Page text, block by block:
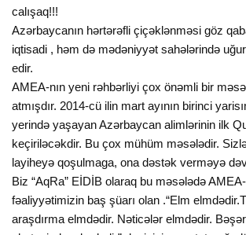
calışaq!!!
Azərbaycanın hərtərəfli çiçəklənməsi göz
iqtisadi , həm də mədəniyyət sahələrində
edir.
AMEA-nın yeni rəhbərliyi çox önəmli bir
atmışdır. 2014-cü ilin mart ayının birinci
yerində yaşayan Azərbaycan alimlərinin ilk
keçiriləcəkdir. Bu çox mühüm məsələdir.
layiheyə qoşulmaga, ona dəstək verməyə
Biz “AqRa” EİDİB olaraq bu məsələdə
fəaliyyətimizin baş şüarı olan .“Elm
araşdırma elmdədir. Nəticələr elmdədir.